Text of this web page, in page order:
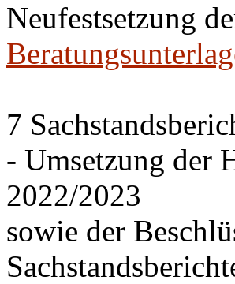
Neufestsetzung
7
- Umsetzung der
2022/2023
sowie der